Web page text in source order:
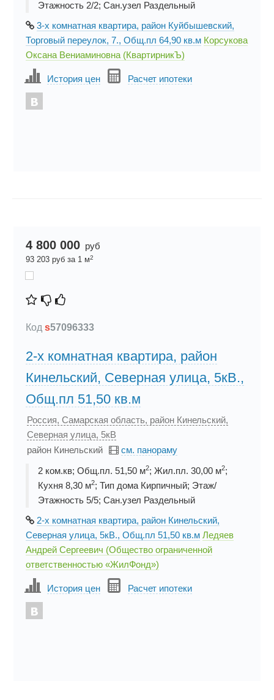
Этажность 2/2; Сан.узел Раздельный
3-х комнатная квартира, район Куйбышевский,
Торговый переулок, 7., Общ.пл 64,90 кв.м Корсукова
Оксана Вениаминовна (КвартирникЪ)
История цен Расчет ипотеки
4 800 000 руб
93 203 руб за 1 м2
Код s57096333
2-х комнатная квартира, район
Кинельский, Северная улица, 5кВ.,
Общ.пл 51,50 кв.м
Россия, Самарская область, район Кинельский,
Северная улица, 5кВ
район Кинельский
см. панораму
2 ком.кв; Общ.пл. 51,50 м2; Жил.пл. 30,00 м2;
Кухня 8,30 м2; Тип дома Кирпичный; Этаж/
Этажность 5/5; Сан.узел Раздельный
2-х комнатная квартира, район Кинельский,
Северная улица, 5кВ., Общ.пл 51,50 кв.м Ледяев
Андрей Сергеевич (Общество ограниченной
ответственностью «ЖилФонд»)
История цен Расчет ипотеки